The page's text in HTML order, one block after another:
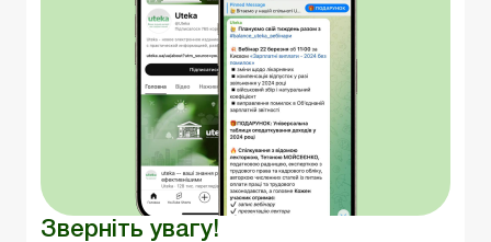
Зверніть увагу!